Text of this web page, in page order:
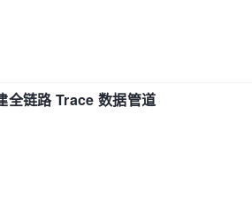
全链路 Trace 数据管道